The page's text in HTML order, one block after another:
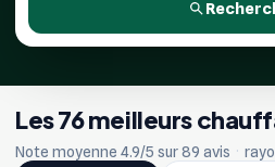
Les 76 meilleurs
Note moyenne 4.9/5 sur 89 avis ·